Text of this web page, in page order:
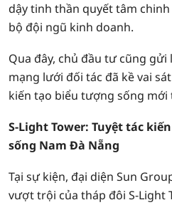
dậy tinh thần quyết tâm
bộ đội ngũ kinh doanh.
Qua đây, chủ đầu tư cũng gửi
mạng lưới đối tác đã kề vai
kiến tạo biểu tượng sống mới
S-Light Tower: Tuyệt tác
sống Nam Đà Nẵng
Tại sự kiện, đại diện Sun
vượt trội của tháp đôi S-Light